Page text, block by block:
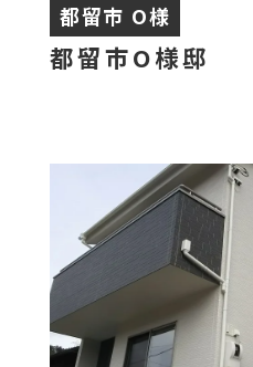
都留市 O様
都留市O様邸